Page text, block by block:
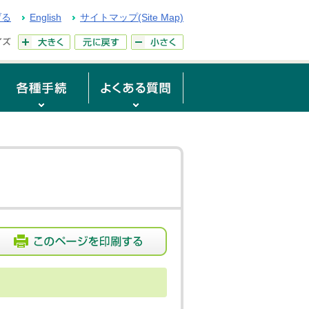
English サイトマップ(Site Map)